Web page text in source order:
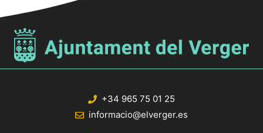
+34 965 75 01 25
informacio@elverger.es